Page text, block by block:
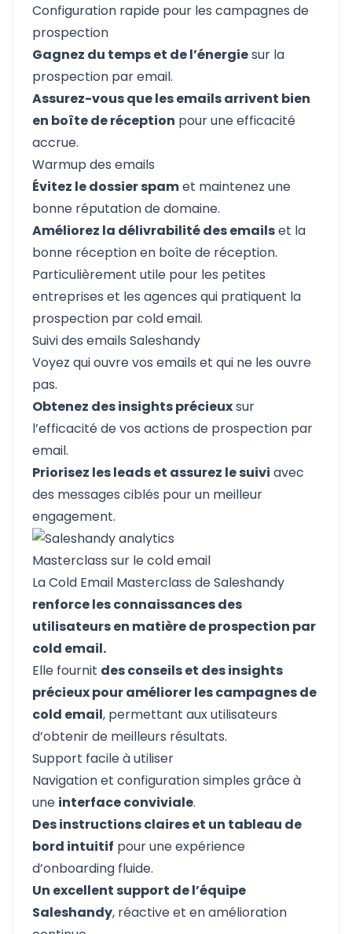
Configuration rapide pour les campagnes de
prospection
Gagnez du temps et de l’énergiesur la
prospection par email.
Assurez-vous que les emails arrivent bien
en boîte de réception pour une efficacité
accrue.
Warmup des emails
Évitez le dossier spamet maintenez une
bonne réputation de domaine.
Améliorez la délivrabilité des emailset la
bonne réception en boîte de réception.
Particulièrement utile pour les petites
entreprises et les agences qui pratiquent la
prospection par cold email.
Suivi des emails Saleshandy
Voyez qui ouvre vos emails et qui ne les ouvre
pas.
Obtenez des insights précieuxsur
l’efficacité de vos actions de prospection par
email.
Priorisez les leads et assurez le suivi avec
des messages ciblés pour un meilleur
engagement.
Masterclass sur le cold email
La Cold Email Masterclass de Saleshandy
renforce les connaissances des
utilisateurs en matière de prospection par
cold email.
Elle fournit des conseils et des insights
précieux pour améliorer les campagnes de
cold email, permettant aux utilisateurs
d’obtenir de meilleurs résultats.
Support facile à utiliser
Navigation et configuration simples grâce à
une interface conviviale.
Des instructions claires et un tableau de
bord intuitif pour une expérience
d’onboarding fluide.
Un excellent support de l’équipe
Saleshandy, réactive et en amélioration